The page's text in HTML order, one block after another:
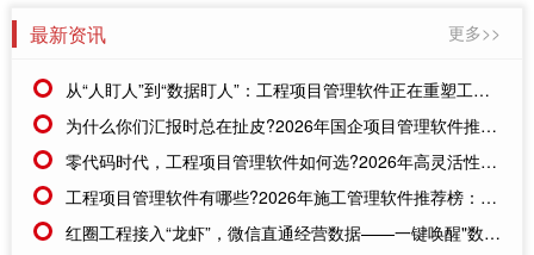
最新资讯 更多>>
从“人盯人”到“数据盯人”：工程项目管理软件正在重塑工地现场的管理逻辑
为什么你们汇报时总在扯皮?2026年国企项目管理软件推荐，用数据闭环终结“部门墙”
零代码时代，工程项目管理软件如何选?2026年高灵活性与易用性工具盘点
工程项目管理软件有哪些?2026年施工管理软件推荐榜：六款系统全方位测评与应用指南
红圈工程接入“龙虾”，微信直通经营数据——一键唤醒"数字助理"，工程企业数据触手可及